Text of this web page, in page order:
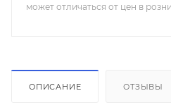
может отличаться от цен в
ОПИСАНИЕ ОТЗЫВЫ